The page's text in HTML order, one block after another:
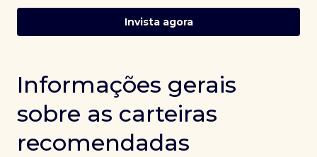
Invista agora
Informações gerais
sobre as carteiras
recomendadas